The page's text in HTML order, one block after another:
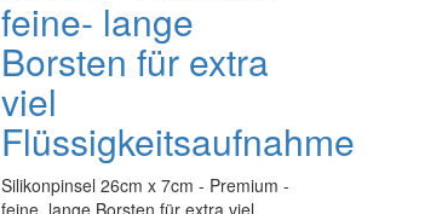
feine- lange
Borsten für extra
viel
Flüssigkeitsaufnahme
Silikonpinsel 26cm x 7cm - Premium -
feine, lange Borsten für extra viel